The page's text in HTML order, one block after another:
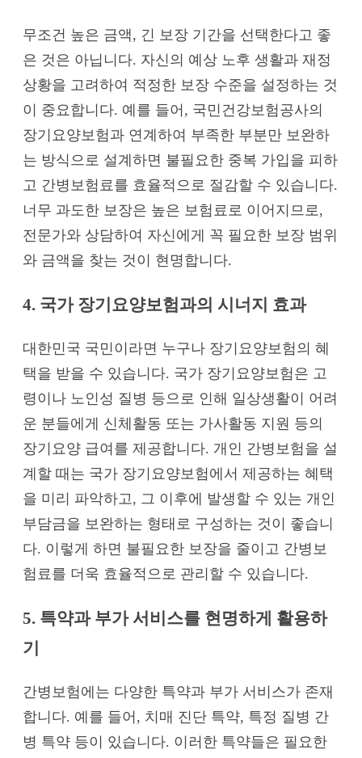
무조건 높은 금액, 긴 보장 기간을 선택한다고 좋
은 것은 아닙니다. 자신의 예상 노후 생활과 재정
상황을 고려하여 적정한 보장 수준을 설정하는 것
이 중요합니다. 예를 들어, 국민건강보험공사의
장기요양보험과 연계하여 부족한 부분만 보완하
는 방식으로 설계하면 불필요한 중복 가입을 피하
고 간병보험료를 효율적으로 절감할 수 있습니다.
너무 과도한 보장은 높은 보험료로 이어지므로,
전문가와 상담하여 자신에게 꼭 필요한 보장 범위
와 금액을 찾는 것이 현명합니다.
4. 국가 장기요양보험과의 시너지 효과
대한민국 국민이라면 누구나 장기요양보험의 혜
택을 받을 수 있습니다. 국가 장기요양보험은 고
령이나 노인성 질병 등으로 인해 일상생활이 어려
운 분들에게 신체활동 또는 가사활동 지원 등의
장기요양 급여를 제공합니다. 개인 간병보험을 설
계할 때는 국가 장기요양보험에서 제공하는 혜택
을 미리 파악하고, 그 이후에 발생할 수 있는 개인
부담금을 보완하는 형태로 구성하는 것이 좋습니
다. 이렇게 하면 불필요한 보장을 줄이고 간병보
험료를 더욱 효율적으로 관리할 수 있습니다.
5. 특약과 부가 서비스를 현명하게 활용하
기
간병보험에는 다양한 특약과 부가 서비스가 존재
합니다. 예를 들어, 치매 진단 특약, 특정 질병 간
병 특약 등이 있습니다. 이러한 특약들은 필요한